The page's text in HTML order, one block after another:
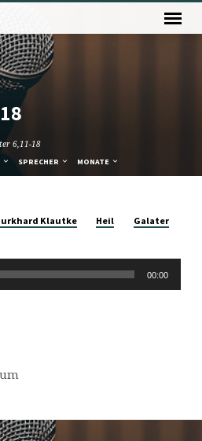
6,11-18
SPRECHER MONATE
Klautke Heil Galater
00:00